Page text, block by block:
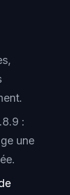
:
une